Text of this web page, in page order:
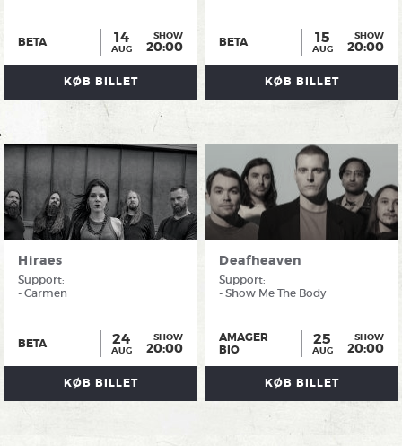
BETA 14
AUG
SHOW
20:00
KØB BILLET
BETA 15
AUG
SHOW
20:00
KØB BILLET
Hiraes
Support:
- Carmen
BETA 24
AUG
SHOW
20:00
KØB BILLET
Deafheaven
Support:
- Show Me The Body
AMAGER
BIO
25
AUG
SHOW
20:00
KØB BILLET